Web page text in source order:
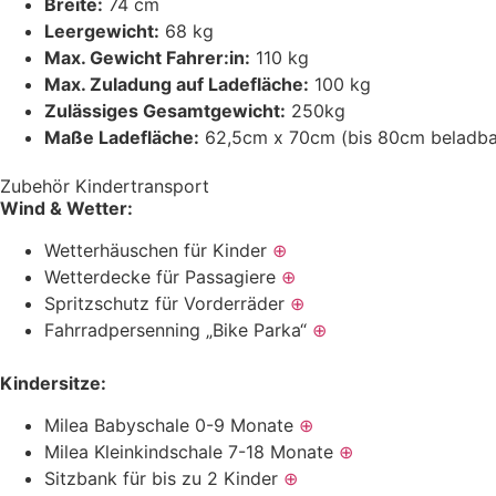
Leergewicht: 68 kg
Max. Gewicht Fahrer:in: 110 kg
Max. Zuladung auf Ladefläche: 100 kg
Zulässiges Gesamtgewicht: 250kg
Maße Ladefläche: 62,5cm x 70cm (bis 80cm
Zubehör Kindertransport
Wind & Wetter:
Wetterhäuschen für Kinder ⊕
Wetterdecke für Passagiere ⊕
Spritzschutz für Vorderräder ⊕
Fahrradpersenning „Bike Parka“ ⊕
Kindersitze:
Milea Babyschale 0-9 Monate ⊕
Milea Kleinkindschale 7-18 Monate ⊕
Sitzbank für bis zu 2 Kinder ⊕